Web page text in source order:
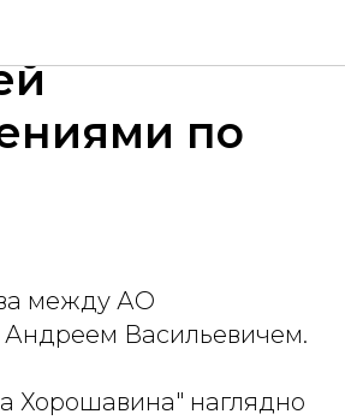
по
между АО
Васильевичем.
Хорошавина" наглядно